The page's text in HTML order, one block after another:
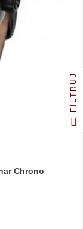
Chrono
FILTRUJ